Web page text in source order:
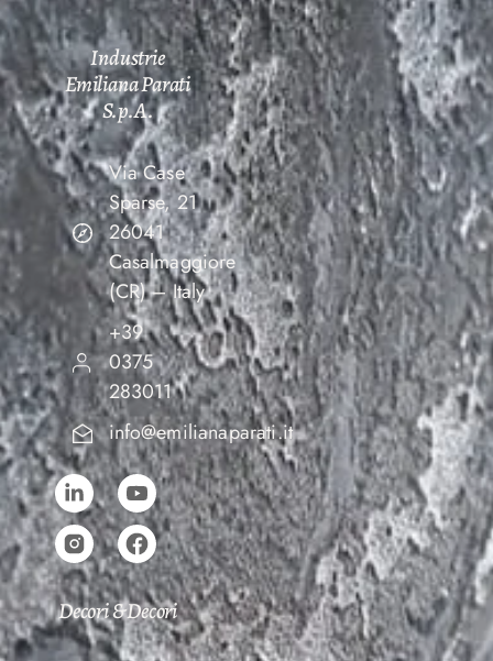
Industrie
Emiliana Parati
S.p.A.
Via Case
Sparse, 21
26041
Casalmaggiore
(CR) – Italy
+39
0375
283011
info@emilianaparati.it
Decori & Decori